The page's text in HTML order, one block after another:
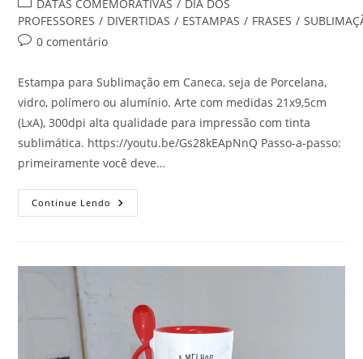
do
post:
DATAS COMEMORATIVAS / DIA DOS
PROFESSORES / DIVERTIDAS / ESTAMPAS / FRASES /
Comentários
0 comentário
Estampa para Sublimação em Caneca, seja de Porcelana,
vidro, polímero ou alumínio. Arte com medidas 21x9,5cm
(LxA), 300dpi alta qualidade para impressão com tinta
sublimática. https://youtu.be/Gs28kEApNnQ Passo-a-passo:
primeiramente você deve…
Continue Lendo VIDA
DE
REPETIR